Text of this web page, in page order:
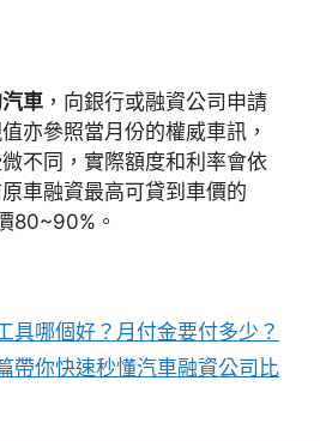
車 ，向銀行或融資公司申請
亦參照當月份的權威車訊，
不同，實際額度和利率會依
車融資最高可貸到車價的
80~90%。
具哪個好？月付金要付多少？
帶你快速秒懂汽車融資公司比